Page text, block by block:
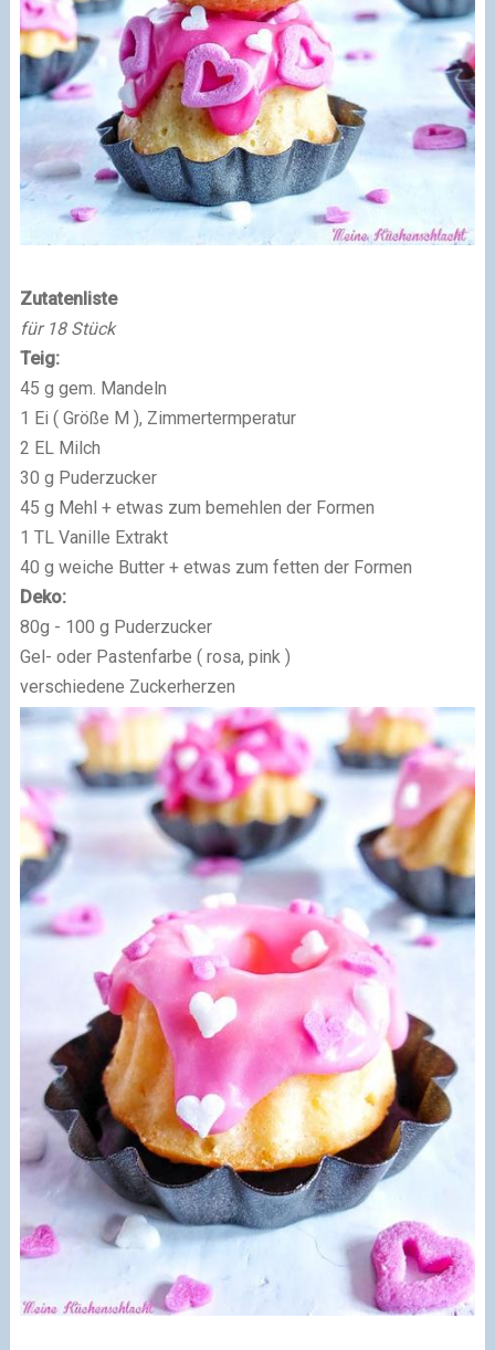
Zutatenliste
für 18 Stück
Teig:
45 g gem. Mandeln
1 Ei ( Größe M ), Zimmertermperatur
2 EL Milch
30 g Puderzucker
45 g Mehl + etwas zum bemehlen der Formen
1 TL Vanille Extrakt
40 g weiche Butter + etwas zum fetten der Formen
Deko:
80g - 100 g Puderzucker
Gel- oder Pastenfarbe ( rosa, pink )
verschiedene Zuckerherzen